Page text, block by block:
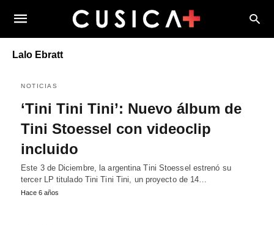
Lalo Ebratt
NOTICIAS
‘Tini Tini Tini’: Nuevo álbum de
Tini Stoessel con videoclip
incluido
Este 3 de Diciembre, la argentina Tini Stoessel estrenó su
tercer LP titulado Tini Tini Tini, un proyecto de 14…
Hace 6 años